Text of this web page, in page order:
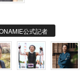
公式記者